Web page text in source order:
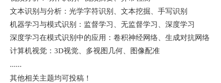
文本识别与分析：光学字符识别、文本挖掘、手写识别
机器学习与模式识别：监督学习、无监督学习、深度学习
深度学习在模式识别中的应用：卷积神经网络、生成对抗网络
计算机视觉： 3D视觉、多视图几何、图像配准
......
其他相关主题均可投稿！